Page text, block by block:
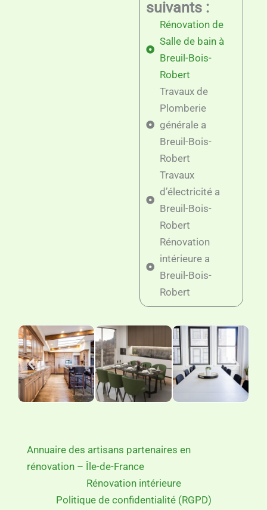
suivants :
Rénovation de
Salle de bain à
Breuil-Bois-
Robert
Travaux de
Plomberie
générale a
Breuil-Bois-
Robert
Travaux
d’électricité a
Breuil-Bois-
Robert
Rénovation
intérieure a
Breuil-Bois-
Robert
Annuaire des artisans partenaires en
rénovation – Île-de-France
Rénovation intérieure
Politique de confidentialité (RGPD)